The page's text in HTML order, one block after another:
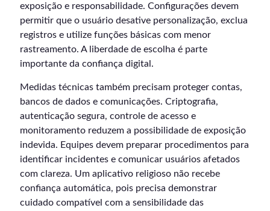
exposição e responsabilidade. Configurações devem
permitir que o usuário desative personalização, exclua
registros e utilize funções básicas com menor
rastreamento. A liberdade de escolha é parte
importante da confiança digital.
Medidas técnicas também precisam proteger contas,
bancos de dados e comunicações. Criptografia,
autenticação segura, controle de acesso e
monitoramento reduzem a possibilidade de exposição
indevida. Equipes devem preparar procedimentos para
identificar incidentes e comunicar usuários afetados
com clareza. Um aplicativo religioso não recebe
confiança automática, pois precisa demonstrar
cuidado compatível com a sensibilidade das